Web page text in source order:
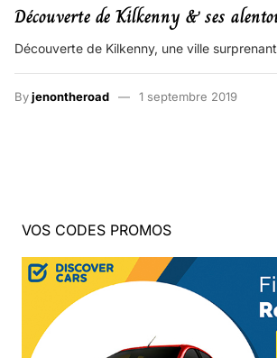
Découverte de Kilkenny & ses
Découverte de Kilkenny, une ville
Byjenontheroad 1 septembre 2019
VOS CODES PROMOS